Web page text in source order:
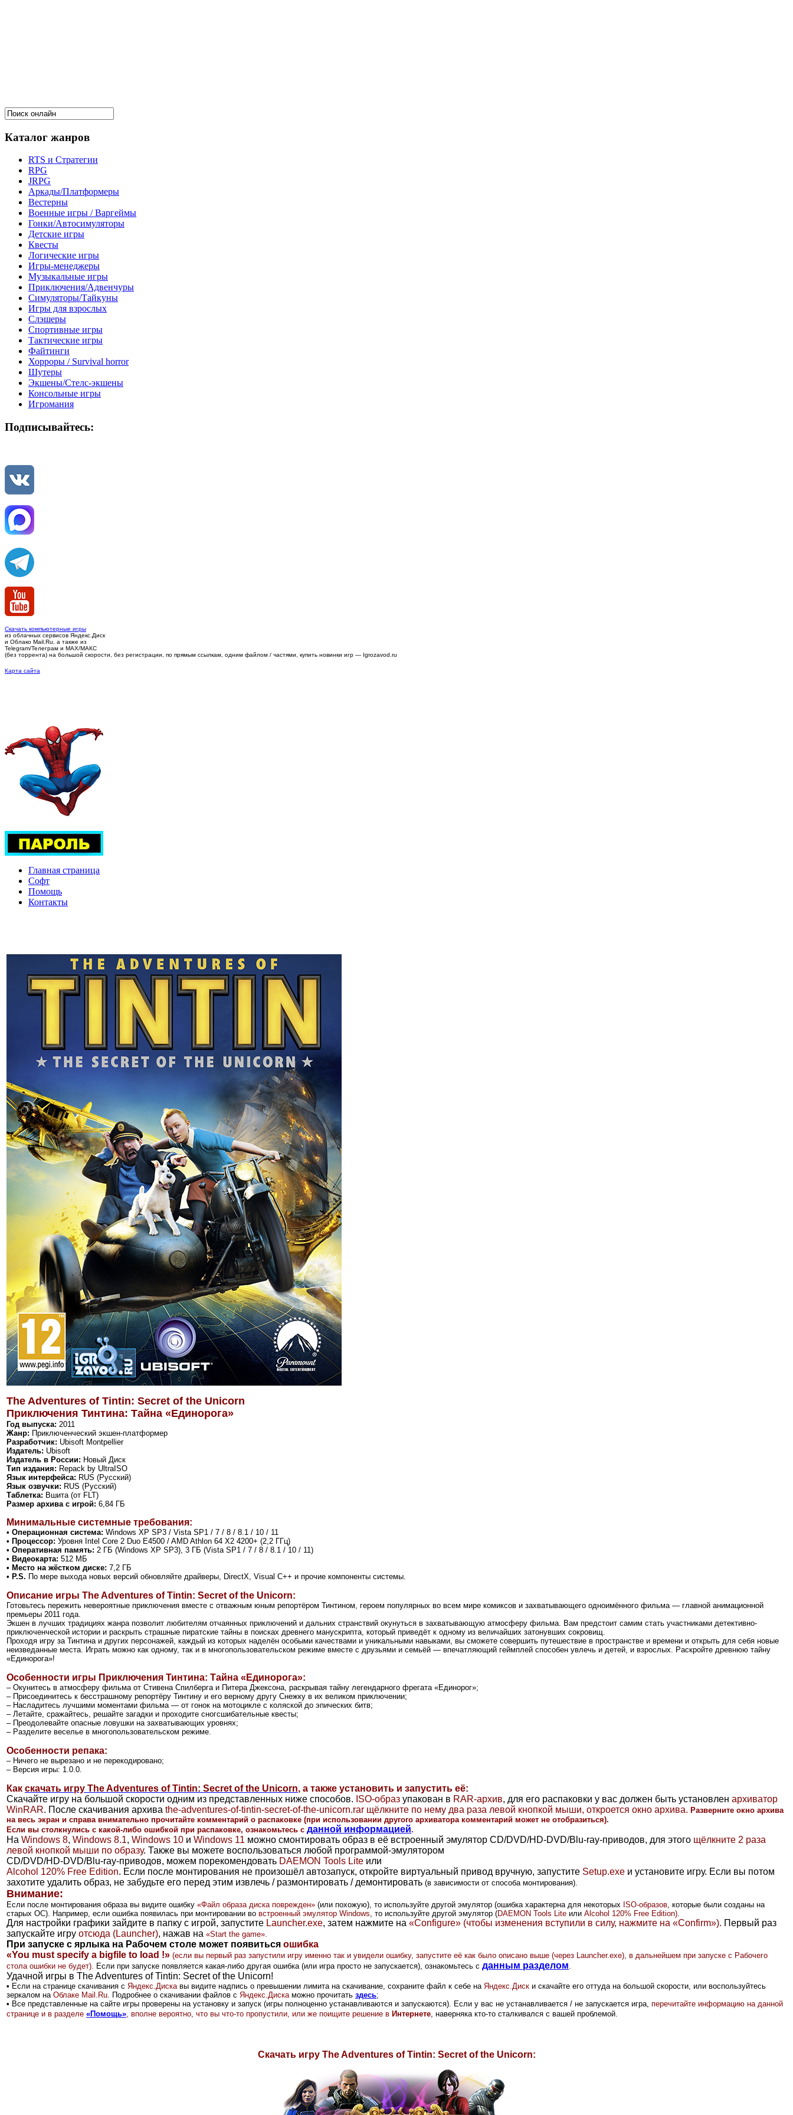
Каталог жанров
RTS и Стратегии
RPG
JRPG
Аркады/Платформеры
Вестерны
Военные игры / Варгеймы
Гонки/Автосимуляторы
Детские игры
Квесты
Логические игры
Игры-менеджеры
Музыкальные игры
Приключения/Адвенчуры
Симуляторы/Тайкуны
Игры для взрослых
Слэшеры
Спортивные игры
Тактические игры
Файтинги
Хорроры / Survival horror
Шутеры
Экшены/Стелс-экшены
Консольные игры
Игромания
Подписывайтесь:
Скачать компьютерные игры
из облачных сервисов Яндекс.Диск
и Облако Mail.Ru, а также из
Telegram/Телеграм и MAX/МАКС
(без торрента) на большой скорости, без регистрации, по прямым ссылкам, одним файлом / частями, купить новинки игр — Igrozavod.ru
Карта сайта
Главная страница
Софт
Помощь
Контакты
The Adventures of Tintin: Secret of the Unicorn
Приключения Тинтина: Тайна «Единорога»
Год выпуска: 2011
Жанр: Приключенческий экшен-платформер
Разработчик: Ubisoft Montpellier
Издатель: Ubisoft
Издатель в России: Новый Диск
Тип издания: Repack by UltraISO
Язык интерфейса: RUS (Русский)
Язык озвучки: RUS (Русский)
Таблетка: Вшита (от FLT)
Размер архива с игрой: 6,84 ГБ
Минимальные системные требования:
• Операционная система: Windows XP SP3 / Vista SP1 / 7 / 8 / 8.1 / 10 / 11
• Процессор: Уровня Intel Core 2 Duo E4500 / AMD Athlon 64 X2 4200+ (2,2 ГГц)
• Оперативная память: 2 ГБ (Windows XP SP3), 3 ГБ (Vista SP1 / 7 / 8 / 8.1 / 10 / 11)
• Видеокарта: 512 МБ
• Место на жёстком диске: 7,2 ГБ
• P.S. По мере выхода новых версий обновляйте драйверы, DirectX, Visual C++ и прочие компоненты системы.
Описание игры The Adventures of Tintin: Secret of the Unicorn:
Готовьтесь пережить невероятные приключения вместе с отважным юным репортёром Тинтином, героем популярных во всем мире комиксов и захватывающего одноимённого фильма — главной анимационной
премьеры 2011 года.
Экшен в лучших традициях жанра позволит любителям отчаянных приключений и дальних странствий окунуться в захватывающую атмосферу фильма. Вам предстоит самим стать участниками детективно-
приключенческой истории и раскрыть страшные пиратские тайны в поисках древнего манускрипта, который приведёт к одному из величайших затонувших сокровищ.
Проходя игру за Тинтина и других персонажей, каждый из которых наделён особыми качествами и уникальными навыками, вы сможете совершить путешествие в пространстве и времени и открыть для себя новые
неизведанные места. Играть можно как одному, так и в многопользовательском режиме вместе с друзьями и семьёй — впечатляющий геймплей способен увлечь и детей, и взрослых. Раскройте древнюю тайну
«Единорога»!
Особенности игры Приключения Тинтина: Тайна «Единорога»:
– Окунитесь в атмосферу фильма от Стивена Спилберга и Питера Джексона, раскрывая тайну легендарного фрегата «Единорог»;
– Присоединитесь к бесстрашному репортёру Тинтину и его верному другу Снежку в их великом приключении;
– Насладитесь лучшими моментами фильма — от гонок на мотоцикле с коляской до эпических битв;
– Летайте, сражайтесь, решайте загадки и проходите сногсшибательные квесты;
– Преодолевайте опасные ловушки на захватывающих уровнях;
– Разделите веселье в многопользовательском режиме.
Особенности репака:
– Ничего не вырезано и не перекодировано;
– Версия игры: 1.0.0.
Как скачать игру The Adventures of Tintin: Secret of the Unicorn, а также установить и запустить её:
Скачайте игру на большой скорости одним из представленных ниже способов. ISO-образ упакован в RAR-архив, для его распаковки у вас должен быть установлен архиватор
WinRAR. После скачивания архива the-adventures-of-tintin-secret-of-the-unicorn.rar щёлкните по нему два раза левой кнопкой мыши, откроется окно архива. Разверните окно архива
на весь экран и справа внимательно прочитайте комментарий о распаковке (при использовании другого архиватора комментарий может не отобразиться).
Если вы столкнулись с какой-либо ошибкой при распаковке, ознакомьтесь с данной информацией.
На Windows 8, Windows 8.1, Windows 10 и Windows 11 можно смонтировать образ в её встроенный эмулятор CD/DVD/HD-DVD/Blu-ray-приводов, для этого щёлкните 2 раза
левой кнопкой мыши по образу. Также вы можете воспользоваться любой программой-эмулятором
CD/DVD/HD-DVD/Blu-ray-приводов, можем порекомендовать DAEMON Tools Lite или
Alcohol 120% Free Edition. Если после монтирования не произошёл автозапуск, откройте виртуальный привод вручную, запустите Setup.exe и установите игру. Если вы потом
захотите удалить образ, не забудьте его перед этим извлечь / размонтировать / демонтировать (в зависимости от способа монтирования).
Внимание:
Если после монтирования образа вы видите ошибку «Файл образа диска поврежден» (или похожую) , то используйте другой эмулятор (ошибка характерна для некоторых ISO-образов , которые были созданы на
старых ОС) . Например, если ошибка появилась при монтировании во встроенный эмулятор Windows , то используйте другой эмулятор (DAEMON Tools Lite или Alcohol 120% Free Edition)
Для настройки графики зайдите в папку с игрой, запустите Launcher.exe, затем нажмите на «Configure» (чтобы изменения вступили в силу, нажмите на «Confirm»). Первый раз
запускайте игру отсюда (Launcher), нажав на «Start the game».
При запуске с ярлыка на Рабочем столе может появиться ошибка
«You must specify a bigfile to load !» (если вы первый раз запустили игру именно так и увидели ошибку, запустите её как было описано выше (через
Launcher.exe), в дальнейшем при запуске с Рабочего
стола ошибки не будет) Если при запуске появляется какая-либо другая ошибка (или игра просто не запускается), ознакомьтесь с данным разделом
Удачной игры в The Adventures of Tintin: Secret of the Unicorn!
• Если на странице скачивания с Яндекс.Диска вы видите надпись о превышении лимита на скачивание, сохраните файл к себе на Яндекс.Диск и скачайте его оттуда на большой скорости, или воспользуйтесь
зеркалом на Облаке Mail.Ru Подробнее о скачивании файлов с Яндекс.Диска можно прочитать здесь;
• Все представленные на сайте игры проверены на установку и запуск (игры полноценно устанавливаются и запускаются). Если у вас не устанавливается / не запускается игра, перечитайте информацию на данной
странице и в разделе «Помощь» , вполне вероятно, что вы что-то пропустили, или же поищите решение в Интернете , наверняка кто-то сталкивался с вашей проблемой.
Скачать игру The Adventures of Tintin: Secret of the Unicorn: